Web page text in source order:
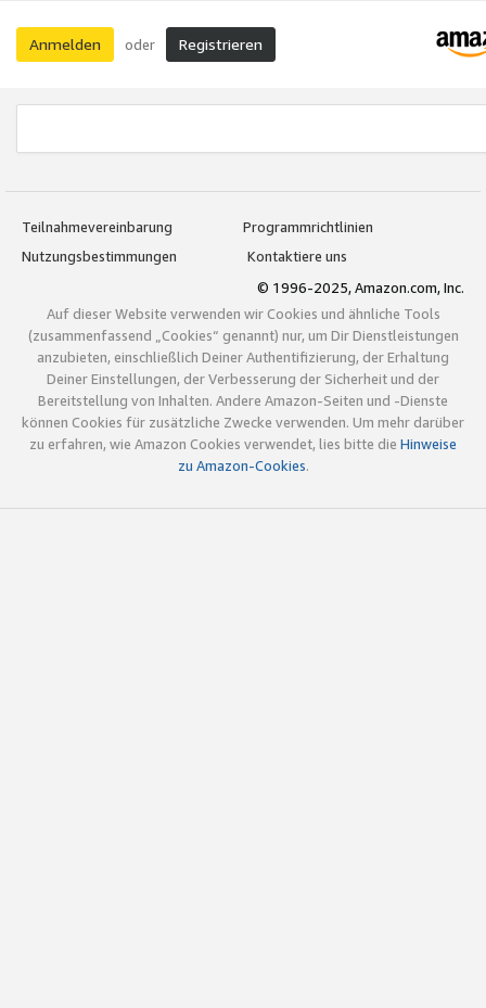
Anmelden oder Registrieren
Teilnahmevereinbarung
Programmrichtlinien
Nutzungsbestimmungen
Kontaktiere uns
© 1996-2025, Amazon.com, Inc.
Auf dieser Website verwenden wir Cookies und ähnliche Tools
(zusammenfassend „Cookies“ genannt) nur, um Dir Dienstleistungen
anzubieten, einschließlich Deiner Authentifizierung, der Erhaltung
Deiner Einstellungen, der Verbesserung der Sicherheit und der
Bereitstellung von Inhalten. Andere Amazon-Seiten und -Dienste
können Cookies für zusätzliche Zwecke verwenden. Um mehr darüber
zu erfahren, wie Amazon Cookies verwendet, lies bitte die Hinweise
zu Amazon-Cookies.